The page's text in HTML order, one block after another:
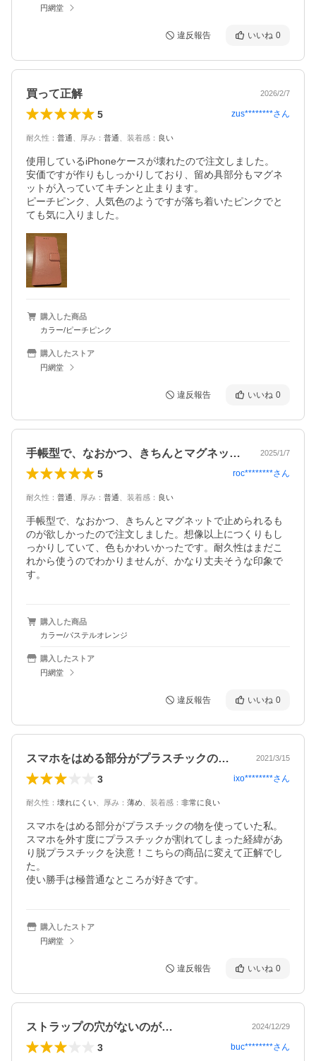
円網堂
違反報告 いいね 0
買って正解 2026/2/7
5 zus********さん
耐久性 ： 普通 厚み ： 普通 装着感 ： 良い
使用しているiPhoneケースが壊れたので注文しました。
安価ですが作りもしっかりしており、留め具部分もマグネ
ットが入っていてキチンと止まります。
ピーチピンク、人気色のようですが落ち着いたピンクでと
ても気に入りました。
購入した商品
カラー/ピーチピンク
購入したストア
円網堂
違反報告 いいね 0
手帳型で、なおかつ、きちんとマグネット… 2025/1/7
5 roc********さん
耐久性 ： 普通 厚み ： 普通 装着感 ： 良い
手帳型で、なおかつ、きちんとマグネットで止められるも
のが欲しかったので注文しました。想像以上につくりもし
っかりしていて、色もかわいかったです。耐久性はまだこ
れから使うのでわかりませんが、かなり丈夫そうな印象で
す。
購入した商品
カラー/パステルオレンジ
購入したストア
円網堂
違反報告 いいね 0
スマホをはめる部分がプラスチックの物を… 2021/3/15
3 ixo********さん
耐久性 ： 壊れにくい 厚み ： 薄め 装着感 ： 非常に良い
スマホをはめる部分がプラスチックの物を使っていた私。
スマホを外す度にプラスチックが割れてしまった経緯があ
り脱プラスチックを決意！こちらの商品に変えて正解でし
た。
使い勝手は極普通なところが好きです。
購入したストア
円網堂
違反報告 いいね 0
ストラップの穴がないのが… 2024/12/29
3 buc********さん